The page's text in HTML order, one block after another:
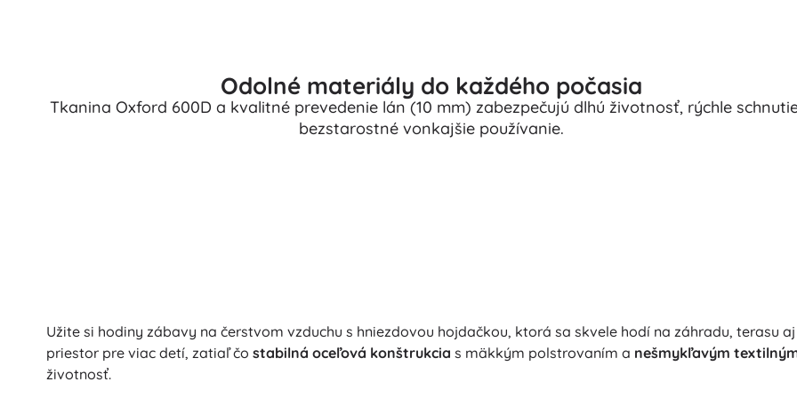
Odolné materiály do každého počasia
Tkanina Oxford 600D a kvalitné prevedenie lán (10 mm) zabezpečujú dlhú životnosť, rýchle
bezstarostné vonkajšie používanie.
Užite si hodiny zábavy na čerstvom vzduchu s hniezdovou hojdačkou, ktorá sa skvele hodí na záhradu, terasu
priestor pre viac detí, zatiaľ čo stabilná oceľová konštrukcia s mäkkým polstrovaním a nešmykľavým
životnosť.